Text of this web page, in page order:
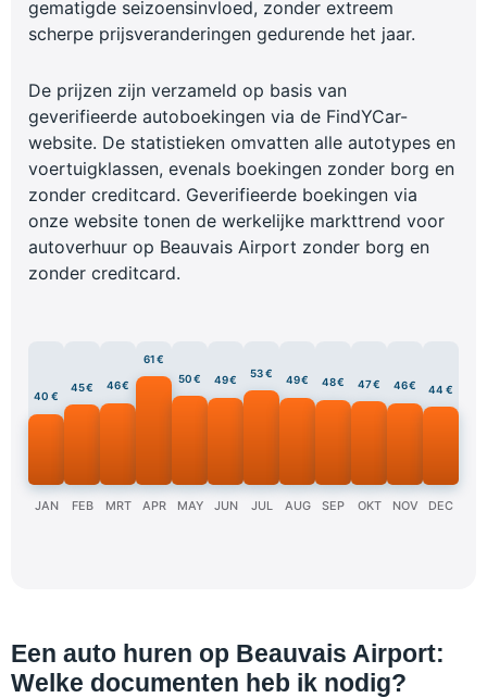
gematigde seizoensinvloed, zonder extreem
scherpe prijsveranderingen gedurende het jaar.
De prijzen zijn verzameld op basis van
geverifieerde autoboekingen via de FindYCar-
website. De statistieken omvatten alle autotypes en
voertuigklassen, evenals boekingen zonder borg en
zonder creditcard. Geverifieerde boekingen via
onze website tonen de werkelijke markttrend voor
autoverhuur op Beauvais Airport zonder borg en
zonder creditcard.
40 €
JAN
45 €
FEB
46 €
MRT
61 €
APR
50 €
MAY
49 €
JUN
53 €
JUL
49 €
AUG
48 €
SEP
47 €
OKT
46 €
NOV
44 €
DEC
Een auto huren op Beauvais Airport:
Welke documenten heb ik nodig?